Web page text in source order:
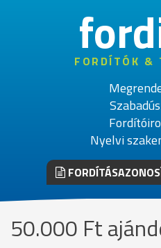
FORDÍTÓK &
Nyelvi
50.000 Ft